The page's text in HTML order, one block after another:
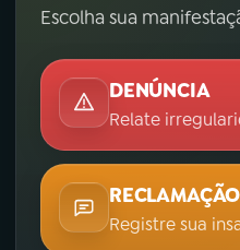
Escolha sua
DENÚNCIA
Relate
RECLAMAÇÃO
Registre sua